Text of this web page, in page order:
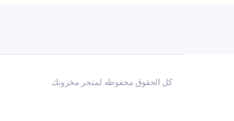
كل الحقوق محفوظه لمتجر مخزونك